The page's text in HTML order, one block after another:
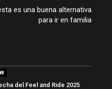
es una buena alternativa
para ir en familia
del Feel and Ride 2025